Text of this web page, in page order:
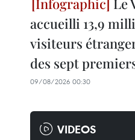
Le
accueilli 13,9
visiteurs
des sept
09/08/2026 00:30
VIDEOS